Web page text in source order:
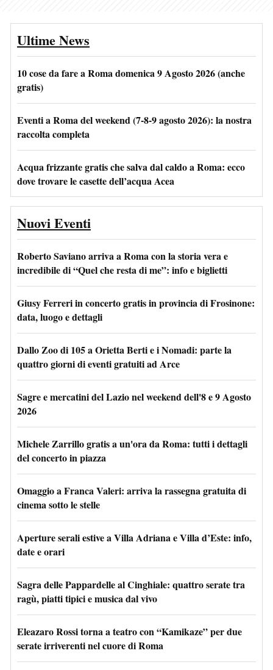
Ultime News
10 cose da fare a Roma domenica 9 Agosto 2026 (anche
gratis)
Eventi a Roma del weekend (7-8-9 agosto 2026): la nostra
raccolta completa
Acqua frizzante gratis che salva dal caldo a Roma: ecco
dove trovare le casette dell’acqua Acea
Nuovi Eventi
Roberto Saviano arriva a Roma con la storia vera e
incredibile di “Quel che resta di me”: info e biglietti
Giusy Ferreri in concerto gratis in provincia di Frosinone:
data, luogo e dettagli
Dallo Zoo di 105 a Orietta Berti e i Nomadi: parte la
quattro giorni di eventi gratuiti ad Arce
Sagre e mercatini del Lazio nel weekend dell'8 e 9 Agosto
2026
Michele Zarrillo gratis a un'ora da Roma: tutti i dettagli
del concerto in piazza
Omaggio a Franca Valeri: arriva la rassegna gratuita di
cinema sotto le stelle
Aperture serali estive a Villa Adriana e Villa d’Este: info,
date e orari
Sagra delle Pappardelle al Cinghiale: quattro serate tra
ragù, piatti tipici e musica dal vivo
Eleazaro Rossi torna a teatro con “Kamikaze” per due
serate irriverenti nel cuore di Roma